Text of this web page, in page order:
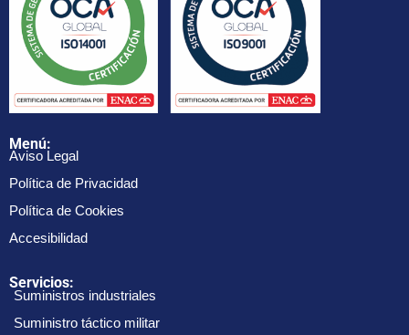
Menú:
Aviso Legal
Política de Privacidad
Política de Cookies
Accesibilidad
Servicios:
Suministros industriales
Suministro táctico militar